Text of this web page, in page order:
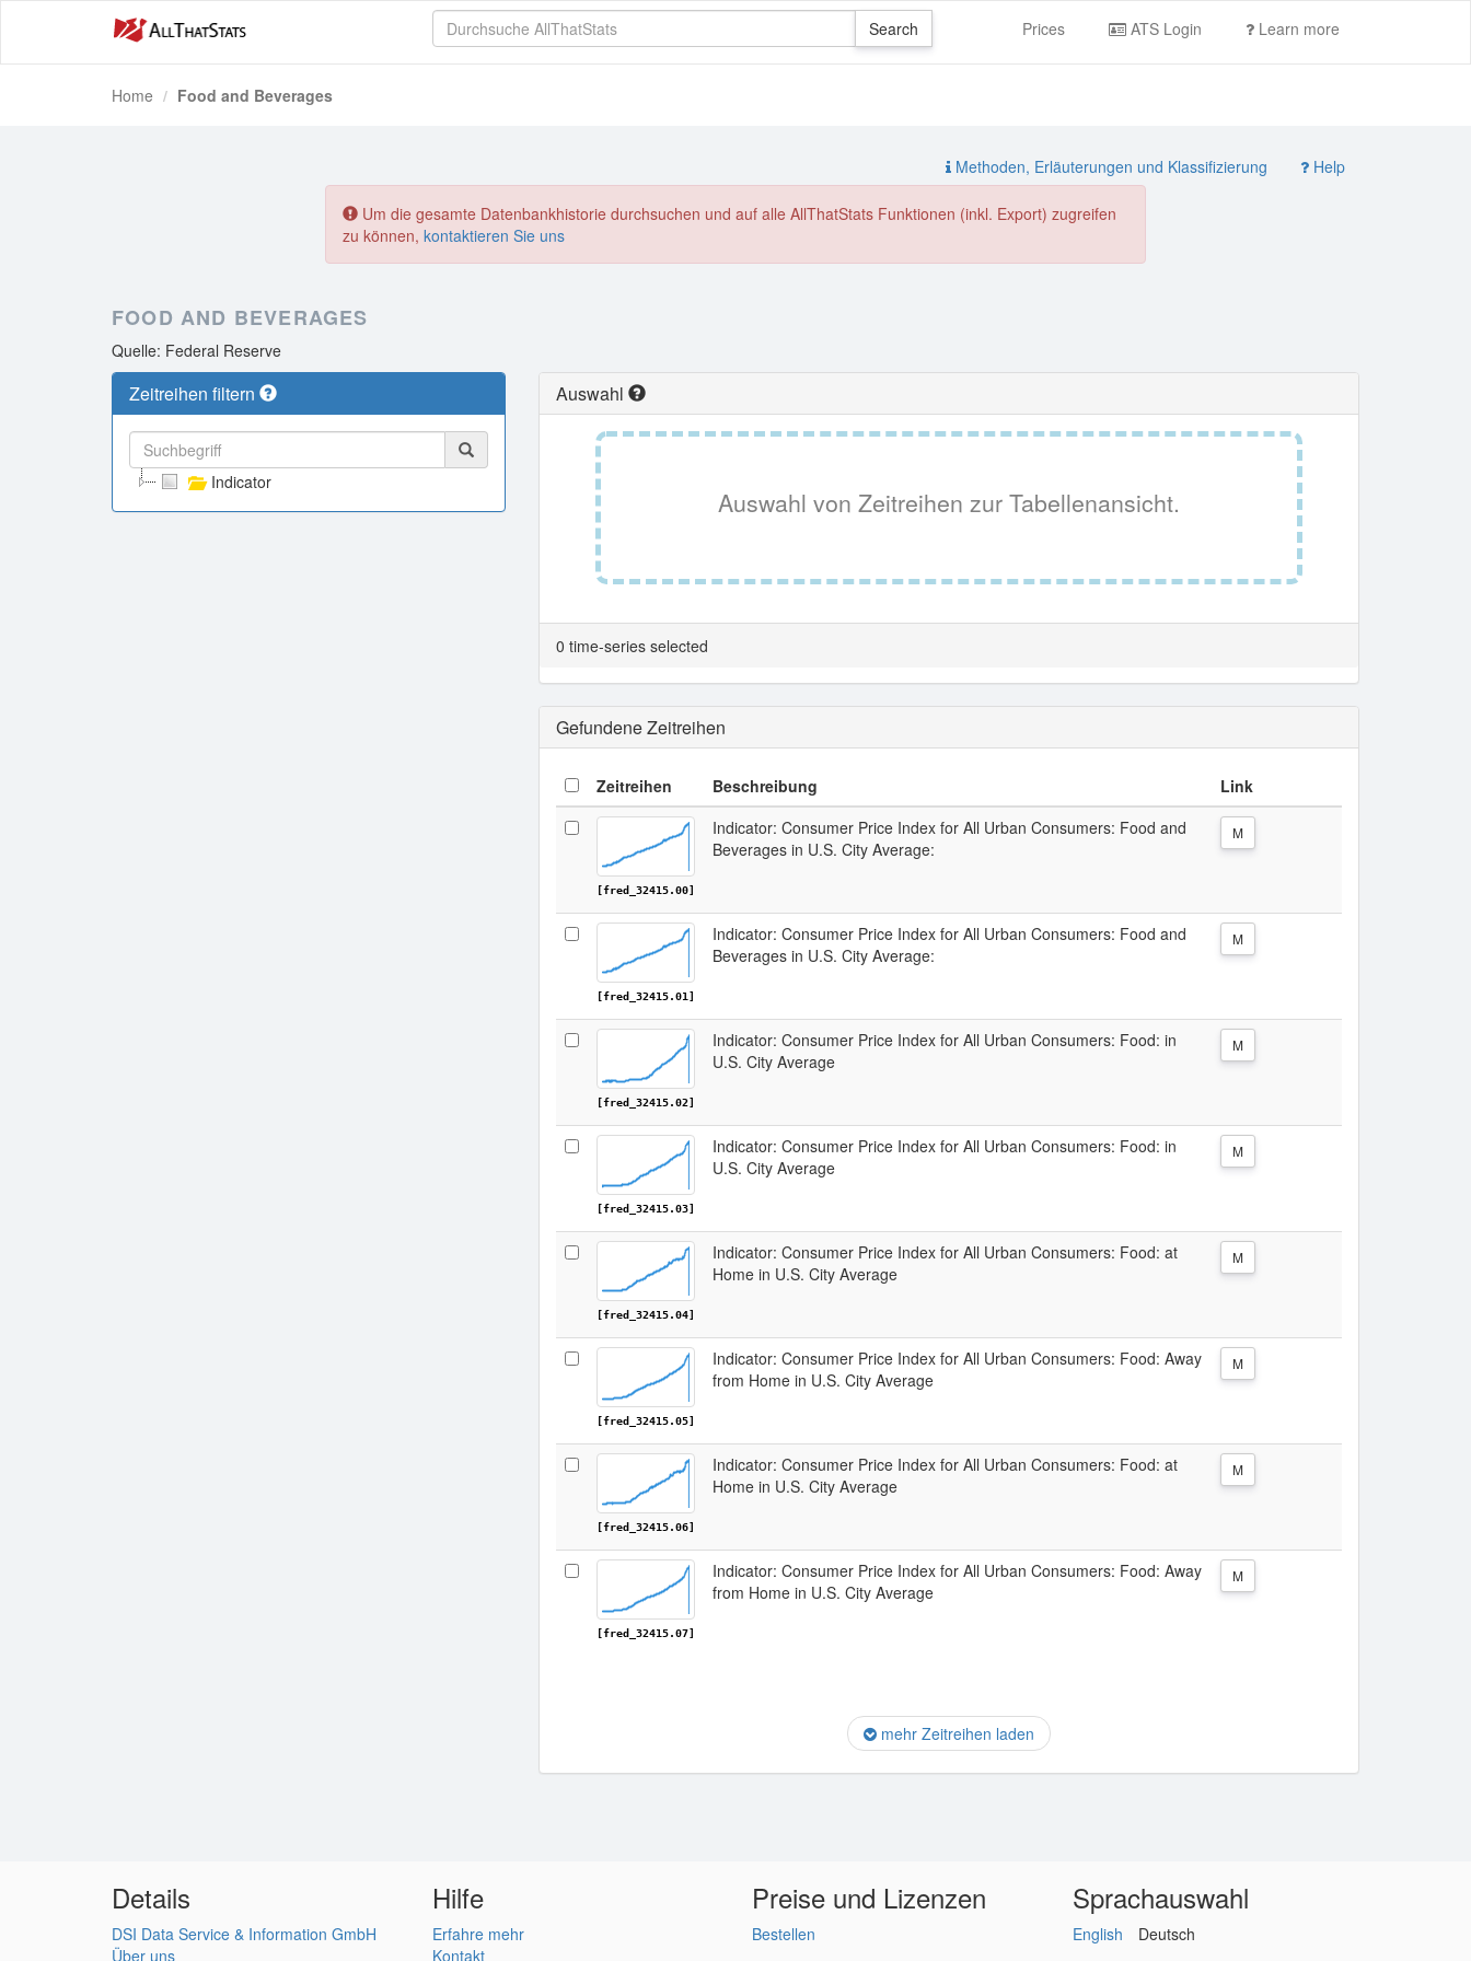
Prices ATS Login Learn more
Home Food and Beverages
Methoden, Erläuterungen und Klassifizierung Help
Um die gesamte Datenbankhistorie durchsuchen und auf alle AllThatStats Funktionen (inkl. Export) zugreifen
zu können, kontaktieren Sie uns
FOOD AND BEVERAGES
Quelle: Federal Reserve
Zeitreihen filtern
Indicator
Auswahl
Auswahl von Zeitreihen zur Tabellenansicht.
0 time-series selected
Gefundene Zeitreihen
Zeitreihen Beschreibung Link
[fred_32415.00]
Indicator: Consumer Price Index for All Urban Consumers: Food and
Beverages in U.S. City Average:
M
[fred_32415.01]
Indicator: Consumer Price Index for All Urban Consumers: Food and
Beverages in U.S. City Average:
M
[fred_32415.02]
Indicator: Consumer Price Index for All Urban Consumers: Food: in
U.S. City Average
M
[fred_32415.03]
Indicator: Consumer Price Index for All Urban Consumers: Food: in
U.S. City Average
M
[fred_32415.04]
Indicator: Consumer Price Index for All Urban Consumers: Food: at
Home in U.S. City Average
M
[fred_32415.05]
Indicator: Consumer Price Index for All Urban Consumers: Food: Away
from Home in U.S. City Average
M
[fred_32415.06]
Indicator: Consumer Price Index for All Urban Consumers: Food: at
Home in U.S. City Average
M
[fred_32415.07]
Indicator: Consumer Price Index for All Urban Consumers: Food: Away
from Home in U.S. City Average
M
mehr Zeitreihen laden
Details
DSI Data Service & Information GmbH
Über uns
Hilfe
Erfahre mehr
Kontakt
Preise und Lizenzen
Bestellen
Sprachauswahl
English Deutsch